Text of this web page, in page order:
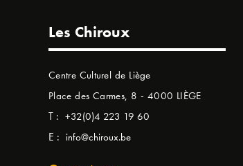
Les Chiroux
Centre Culturel de Liège
Place des Carmes, 8 - 4000 LIÈGE
T : +32(0)4 223 19 60
E : info@chiroux.be